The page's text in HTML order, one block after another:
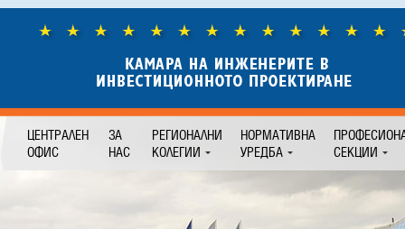
ЦЕНТРАЛЕН
ОФИС
ЗА
НАС
РЕГИОНАЛНИ
КОЛЕГИИ
НОРМАТИВНА
УРЕДБА
СЕКЦИИ